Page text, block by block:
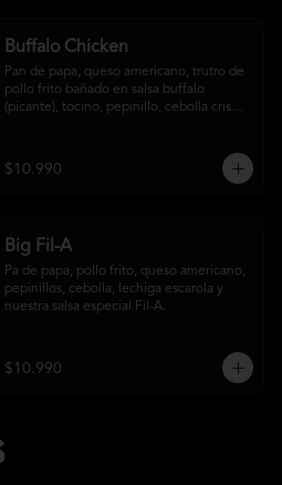
Buffalo Chicken
Pan de papa, queso americano, trutro de
pollo frito bañado en salsa buffalo
(picante), tocino, pepinillo, cebolla crispy,
$10.990
Big Fil-A
Pa de papa, pollo frito, queso americano,
pepinillos, cebolla, lechiga escarola y
nuestra salsa especial Fil-A.
$10.990